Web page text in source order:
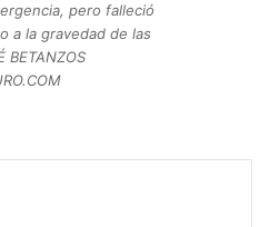
pero falleció
a la gravedad de las
BETANZOS
electrónico